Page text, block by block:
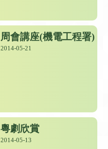
周會講座(機電工程署)
2014-05-21
粵劇欣賞
2014-05-13